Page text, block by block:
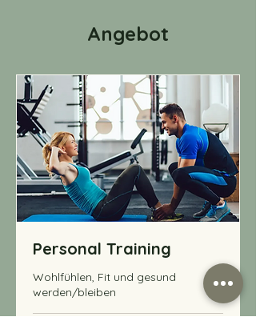
Angebot
Personal Training
Wohlfühlen, Fit und gesund
werden/bleiben